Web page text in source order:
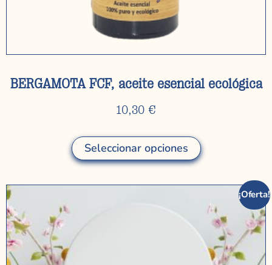
BERGAMOTA FCF, aceite esencial ecológica
10,30 €
Seleccionar opciones
¡Oferta!